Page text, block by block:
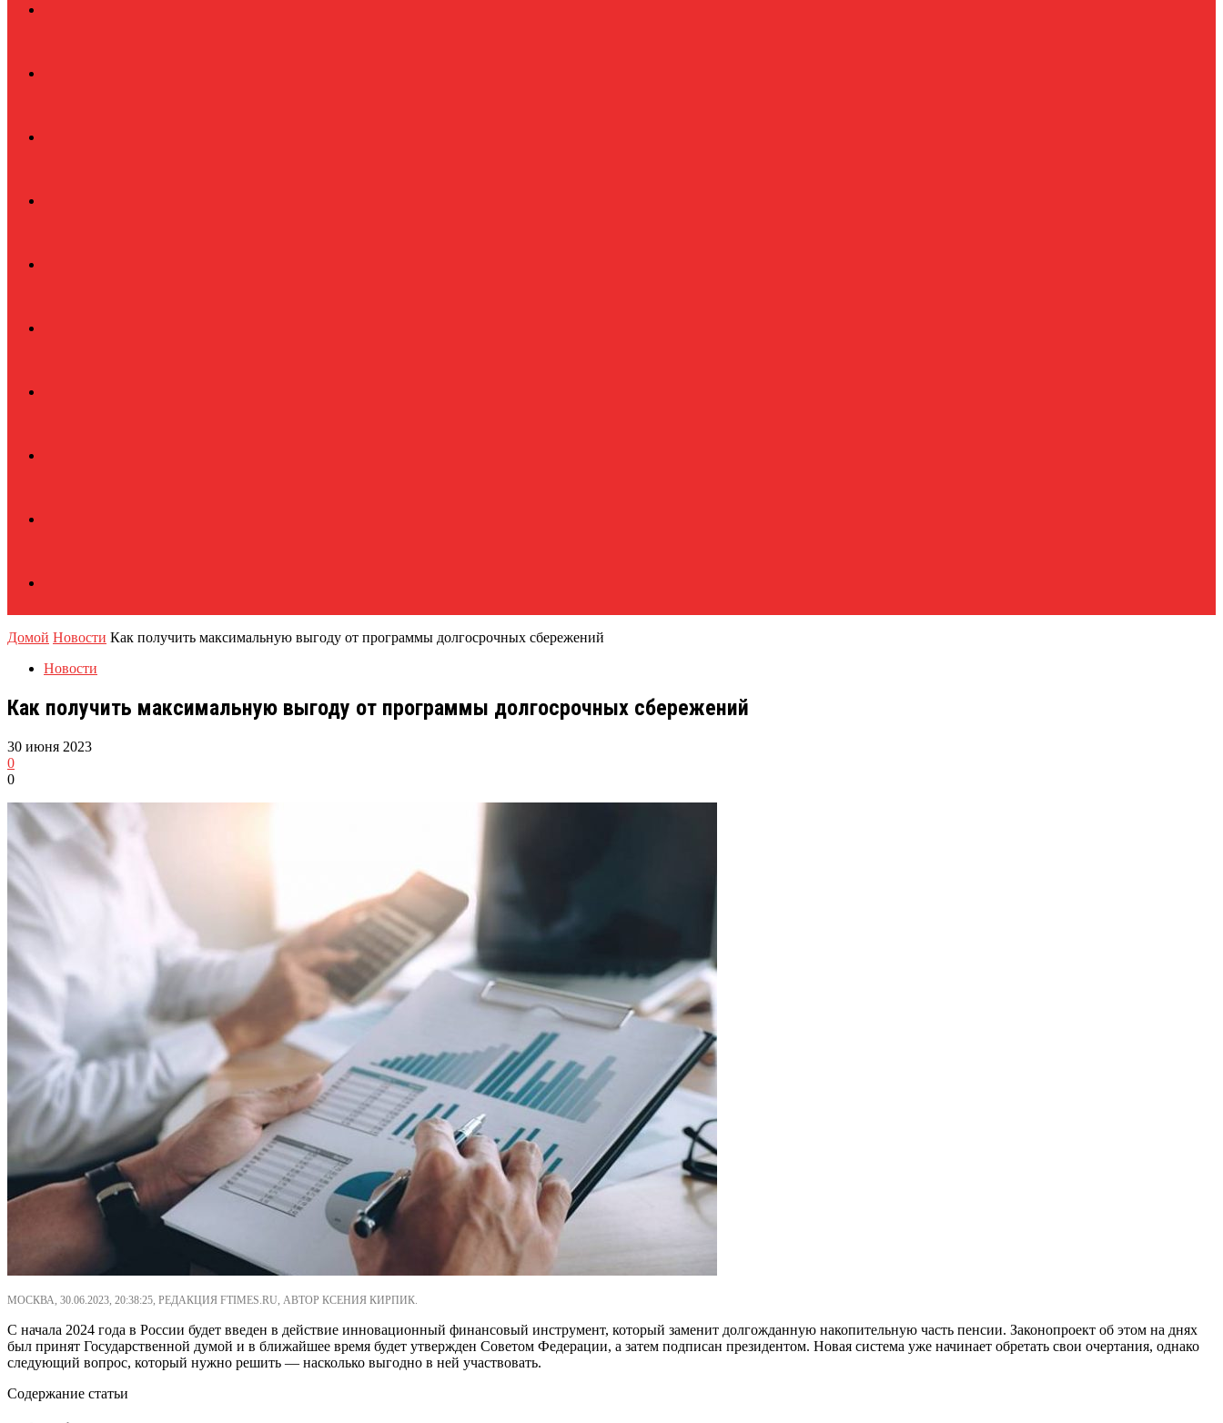
Домой Новости Как получить максимальную выгоду от программы долгосрочных сбережений
Новости
Как получить максимальную выгоду от программы долгосрочных сбережений
30 июня 2023
0
0
МОСКВА, 30.06.2023, 20:38:25, РЕДАКЦИЯ FTIMES.RU, АВТОР КСЕНИЯ КИРПИК.
С начала 2024 года в России будет введен в действие инновационный финансовый инструмент, который заменит долгожданную накопительную часть пенсии. Законопроект об этом на днях
был принят Государственной думой и в ближайшее время будет утвержден Советом Федерации, а затем подписан президентом. Новая система уже начинает обретать свои очертания, однако
следующий вопрос, который нужно решить — насколько выгодно в ней участвовать.
Содержание статьи